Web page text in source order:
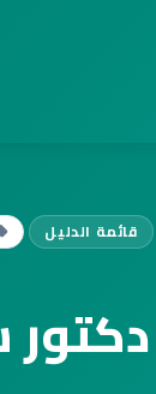
قائمة الدليل